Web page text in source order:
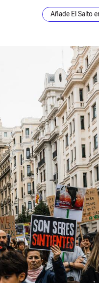
Añade El Salto